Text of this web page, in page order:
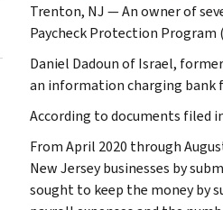
Trenton, NJ — An owner of
Paycheck Protection Program
Daniel Dadoun of Israel,
an information charging bank
According to documents filed
From April 2020 through
New Jersey businesses by
sought to keep the money by